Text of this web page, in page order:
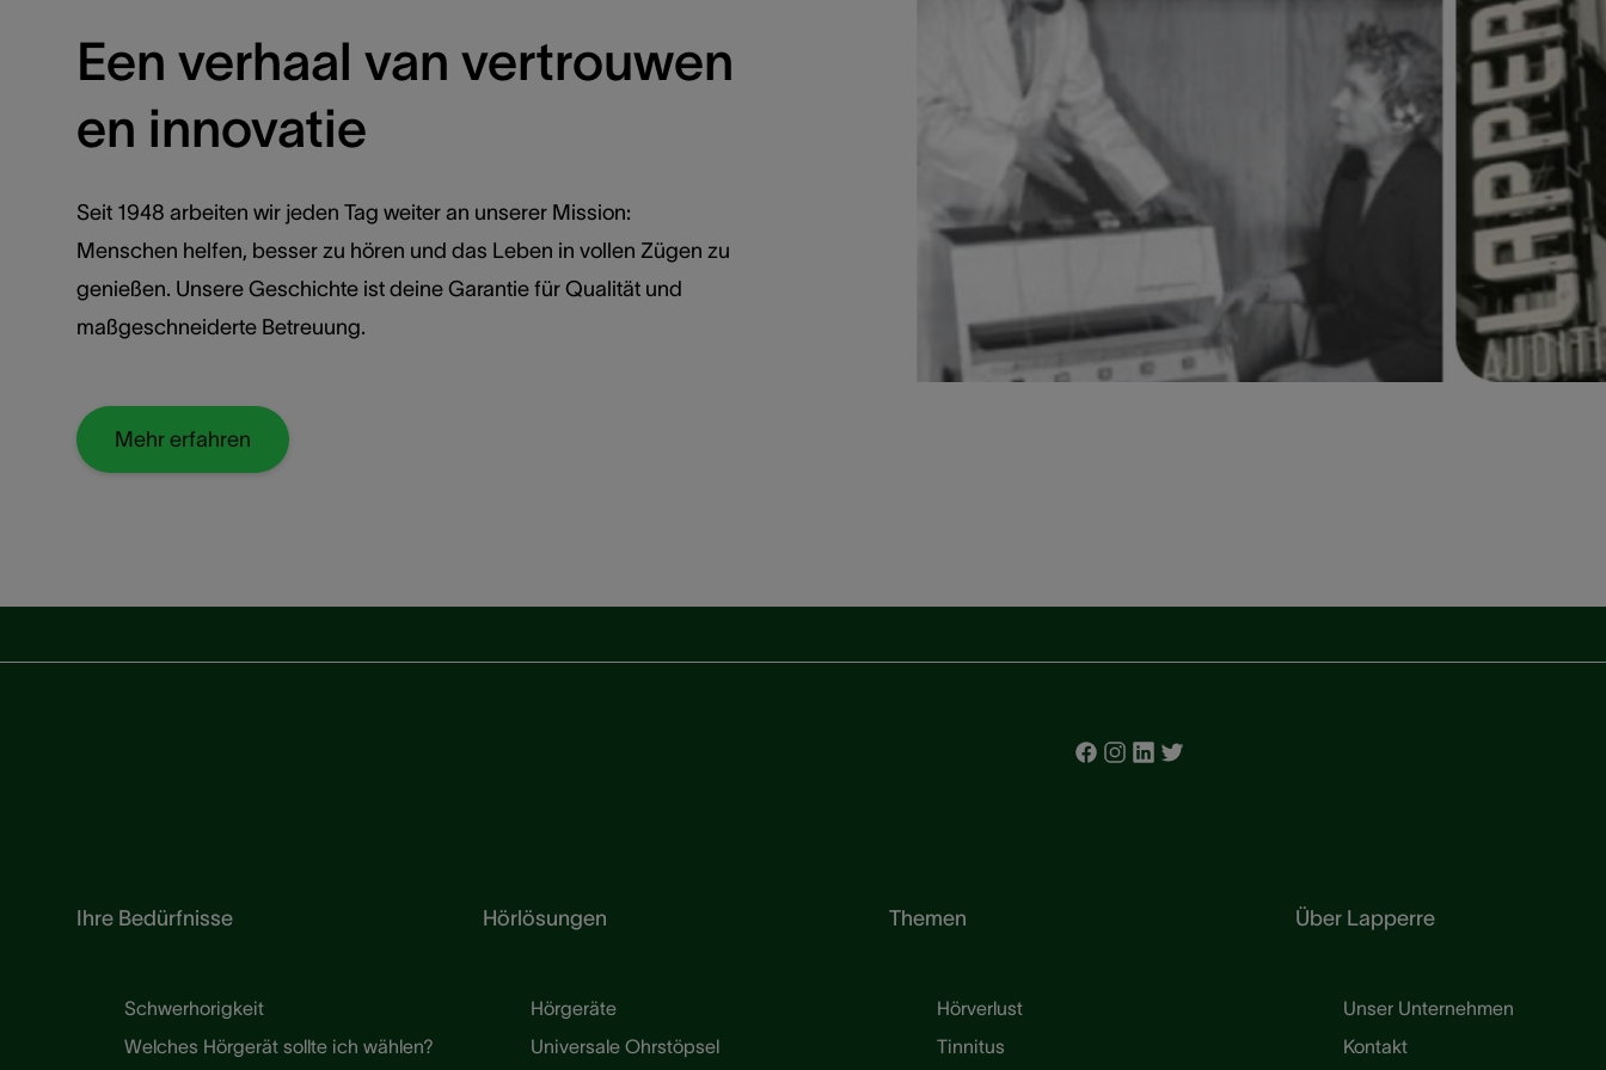
Een verhaal van vertrouwen
en innovatie
Seit 1948 arbeiten wir jeden Tag weiter an unserer Mission:
Menschen helfen, besser zu hören und das Leben in vollen Zügen zu
genießen. Unsere Geschichte ist deine Garantie für Qualität und
maßgeschneiderte Betreuung.
Mehr erfahren
Ihre Bedürfnisse
Schwerhorigkeit
Welches Hörgerät sollte ich wählen?
Hörlösungen
Hörgeräte
Universale Ohrstöpsel
Themen
Hörverlust
Tinnitus
Über Lapperre
Unser Unternehmen
Kontakt